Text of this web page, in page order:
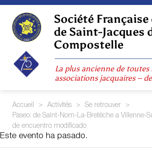
Skip
content
Société Française
de Saint-Jacques
Compostelle
La plus ancienne de toutes
associations jacquaires –
Accueil > Activités > Se retrouver
>
Paseo: de Saint-Nom-La-Bretèche a Villenne-
de encuentro modificado
Este evento ha pasado.